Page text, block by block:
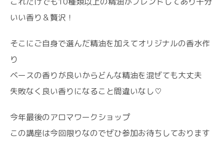
いい香り＆贅沢！
そこにご自身で選んだ精油を加えてオリジナルの香水作
り
ベースの香りが良いからどんな精油を混ぜても大丈夫
失敗なく良い香りになること間違いなし♡
今年最後のアロマワークショップ
この講座は今回限りなのでぜひ参加お待ちしております